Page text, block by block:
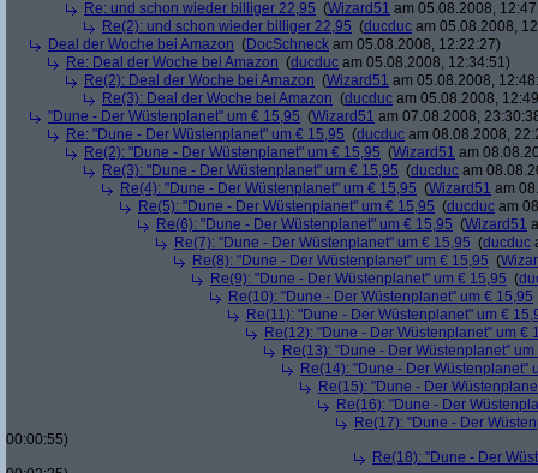
Re: und schon wieder billiger 22,95 (Wizard51 am 05.08.2008,
Re(2): und schon wieder billiger 22,95 (ducduc am 05.08.2008,
Deal der Woche bei Amazon (DocSchneck am 05.08.2008, 12:22:27)
Re: Deal der Woche bei Amazon (ducduc am 05.08.2008, 12:34:51)
Re(2): Deal der Woche bei Amazon (Wizard51 am 05.08.2008,
Re(3): Deal der Woche bei Amazon (ducduc am 05.08.2008,
"Dune - Der Wüstenplanet" um € 15,95 (Wizard51 am 07.08.2008,
Re: "Dune - Der Wüstenplanet" um € 15,95 (ducduc am 08.08.2008,
Re(2): "Dune - Der Wüstenplanet" um € 15,95 (Wizard51 am
Re(3): "Dune - Der Wüstenplanet" um € 15,95 (ducduc am
Re(4): "Dune - Der Wüstenplanet" um € 15,95 (Wizard51 am
Re(5): "Dune - Der Wüstenplanet" um € 15,95 (ducduc am
Re(6): "Dune - Der Wüstenplanet" um € 15,95 (Wizard51
Re(7): "Dune - Der Wüstenplanet" um € 15,95 (ducduc
Re(8): "Dune - Der Wüstenplanet" um € 15,95 (
Re(9): "Dune - Der Wüstenplanet" um € 15,95 (
Re(10): "Dune - Der Wüstenplanet" um € 15,95
Re(11): "Dune - Der Wüstenplanet" um €
Re(12): "Dune - Der Wüstenplanet" um €
Re(13): "Dune - Der Wüstenplanet"
Re(14): "Dune - Der Wüstenplanet"
Re(15): "Dune - Der
Re(16): "Dune - Der
Re(17): "Dune - Der
00:00:55)
Re(18): "Dune - Der